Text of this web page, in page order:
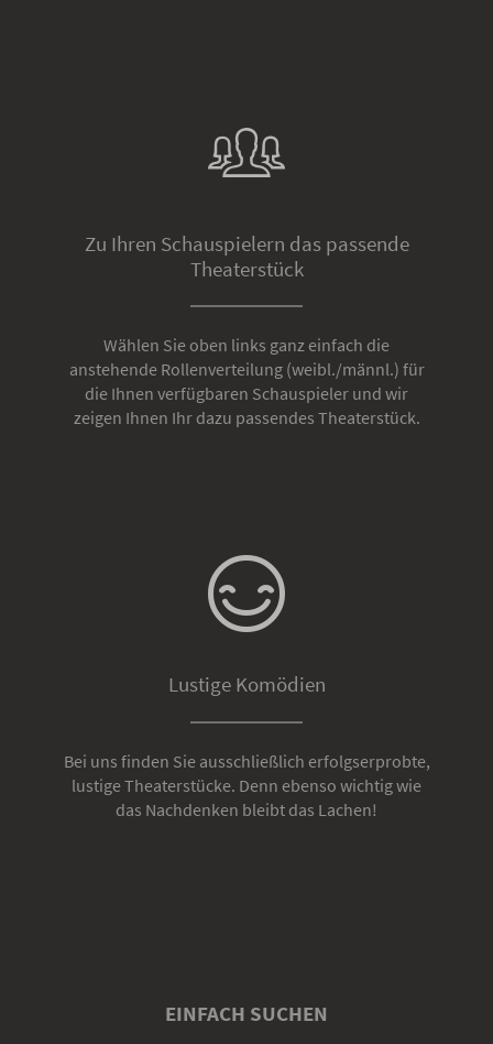
Zu Ihren Schauspielern das passende
Theaterstück
Wählen Sie oben links ganz einfach die
anstehende Rollenverteilung (weibl./männl.) für
die Ihnen verfügbaren Schauspieler und wir
zeigen Ihnen Ihr dazu passendes Theaterstück.
Lustige Komödien
Bei uns finden Sie ausschließlich erfolgserprobte,
lustige Theaterstücke. Denn ebenso wichtig wie
das Nachdenken bleibt das Lachen!
EINFACH SUCHEN